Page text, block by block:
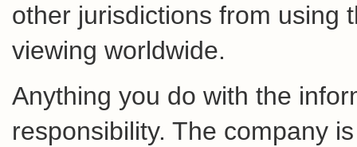
other jurisdictions from using
viewing worldwide.
Anything you do with the
responsibility. The company